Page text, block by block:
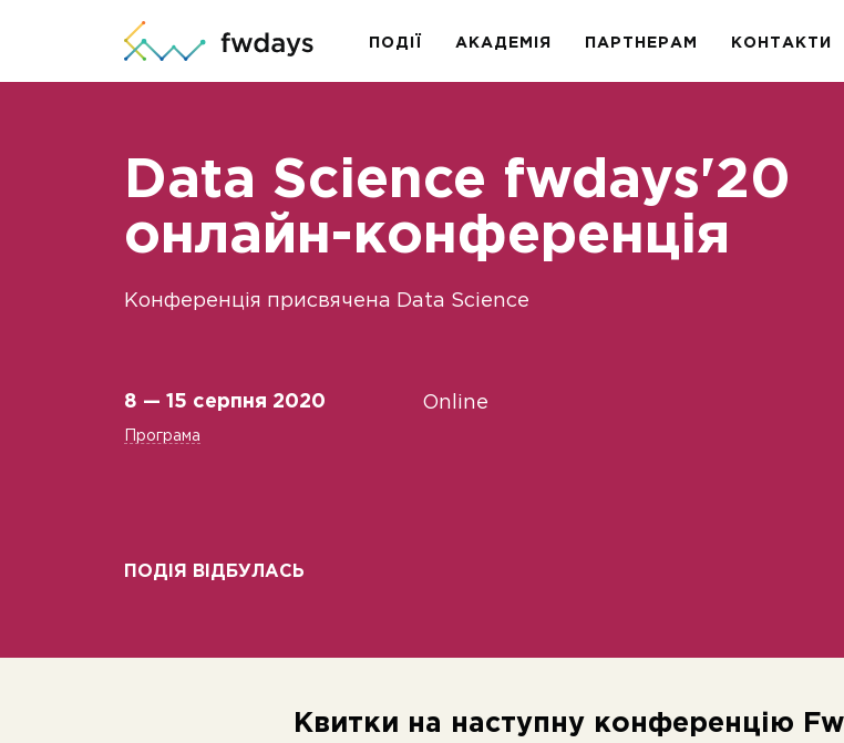
ПОДІЇ АКАДЕМІЯ ПАРТНЕРАМ КОНТАКТИ
Data Science fwdays'20
онлайн-конференція
Конференція присвячена Data Science
8 — 15 серпня 2020
Програма
Online
ПОДІЯ ВІДБУЛАСЬ
Квитки на наступну конференцію